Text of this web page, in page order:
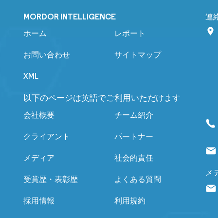
MORDOR INTELLIGENCE
ホーム レポート
お問い合わせ サイトマップ
XML
以下のページは英語でご利用いただけます
会社概要 チーム紹介
クライアント パートナー
メディア 社会的責任
受賞歴・表彰歴 よくある質問
採用情報 利用規約
連
メ